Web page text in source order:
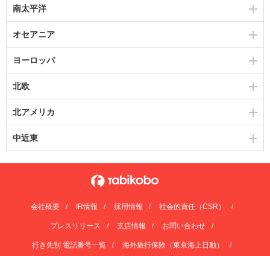
南太平洋
オセアニア
ヨーロッパ
北欧
北アメリカ
中近東
会社概要 IR情報 採用情報 社会的責任（CSR）
プレスリリース 支店情報 お問い合わせ
行き先別 電話番号一覧 海外旅行保険（東京海上日動）